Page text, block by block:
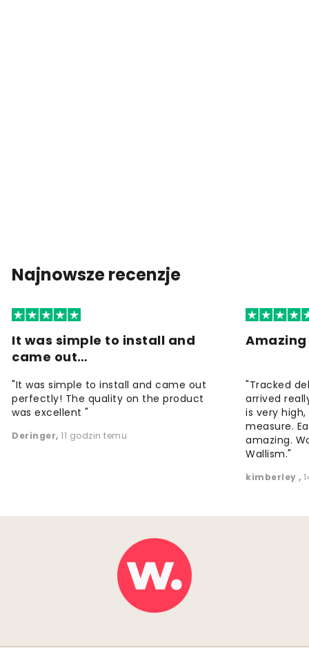
Najnowsze recenzje
It was simple to install and
came out…
"It was simple to install and came out
perfectly! The quality on the product
was excellent "
Deringer, 11 godzin temu
"Tracked
arrived
is very
measure.
amazing.
Wallism."
kimberley,